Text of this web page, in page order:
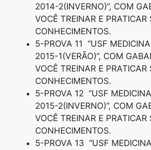
2014-2(INVERNO)”, COM
VOCÊ TREINAR E PRATICAR
CONHECIMENTOS.
5-PROVA 11 “USF
2015-1(VERÃO)”, COM
VOCÊ TREINAR E PRATICAR
CONHECIMENTOS.
5-PROVA 12 “USF
2015-2(INVERNO)”, COM
VOCÊ TREINAR E PRATICAR
CONHECIMENTOS.
5-PROVA 13 “USF